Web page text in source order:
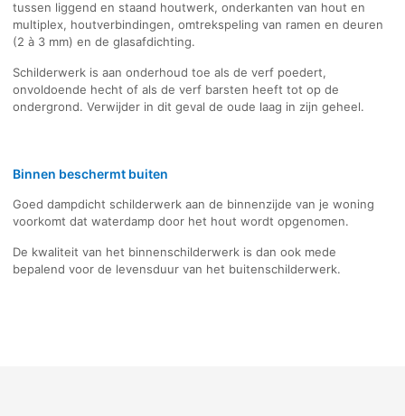
tussen liggend en staand houtwerk, onderkanten van hout en
multiplex, houtverbindingen, omtrekspeling van ramen en deuren
(2 à 3 mm) en de glasafdichting.
Schilderwerk is aan onderhoud toe als de verf poedert,
onvoldoende hecht of als de verf barsten heeft tot op de
ondergrond. Verwijder in dit geval de oude laag in zijn geheel.
Binnen beschermt buiten
Goed dampdicht schilderwerk aan de binnenzijde van je woning
voorkomt dat waterdamp door het hout wordt opgenomen.
De kwaliteit van het binnenschilderwerk is dan ook mede
bepalend voor de levensduur van het buitenschilderwerk.